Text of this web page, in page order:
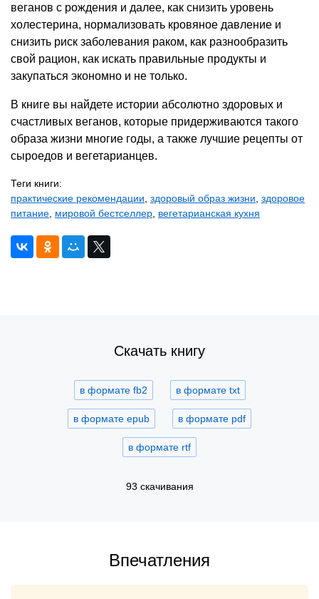
веганов с рождения и далее, как снизить уровень
холестерина, нормализовать кровяное давление и
снизить риск заболевания раком, как разнообразить
свой рацион, как искать правильные продукты и
закупаться экономно и не только.
В книге вы найдете истории абсолютно здоровых и
счастливых веганов, которые придерживаются такого
образа жизни многие годы, а также лучшие рецепты от
сыроедов и вегетарианцев.
Теги книги:
практические рекомендации здоровый образ жизни здоровое
питание мировой бестселлер вегетарианская кухня
Скачать книгу
в формате fb2 в формате txt
в формате epub в формате pdf
в формате rtf
93 скачивания
Впечатления